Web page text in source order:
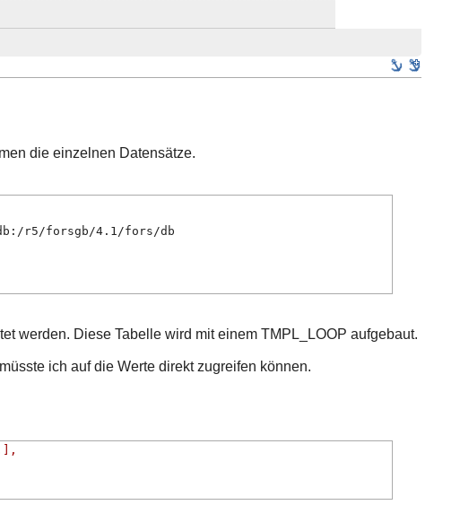
die einzelnen Datensätze.
r5/forsgb/4.1/fors/db
werden. Diese Tabelle wird mit einem TMPL_LOOP aufgebaut.
ich auf die Werte direkt zugreifen können.